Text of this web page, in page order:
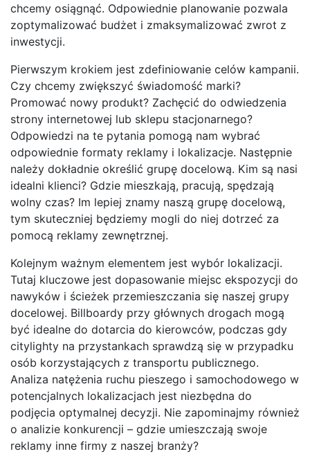
chcemy osiągnąć. Odpowiednie planowanie pozwala
zoptymalizować budżet i zmaksymalizować zwrot z
inwestycji.
Pierwszym krokiem jest zdefiniowanie celów kampanii.
Czy chcemy zwiększyć świadomość marki?
Promować nowy produkt? Zachęcić do odwiedzenia
strony internetowej lub sklepu stacjonarnego?
Odpowiedzi na te pytania pomogą nam wybrać
odpowiednie formaty reklamy i lokalizacje. Następnie
należy dokładnie określić grupę docelową. Kim są nasi
idealni klienci? Gdzie mieszkają, pracują, spędzają
wolny czas? Im lepiej znamy naszą grupę docelową,
tym skuteczniej będziemy mogli do niej dotrzeć za
pomocą reklamy zewnętrznej.
Kolejnym ważnym elementem jest wybór lokalizacji.
Tutaj kluczowe jest dopasowanie miejsc ekspozycji do
nawyków i ścieżek przemieszczania się naszej grupy
docelowej. Billboardy przy głównych drogach mogą
być idealne do dotarcia do kierowców, podczas gdy
citylighty na przystankach sprawdzą się w przypadku
osób korzystających z transportu publicznego.
Analiza natężenia ruchu pieszego i samochodowego w
potencjalnych lokalizacjach jest niezbędna do
podjęcia optymalnej decyzji. Nie zapominajmy również
o analizie konkurencji – gdzie umieszczają swoje
reklamy inne firmy z naszej branży?